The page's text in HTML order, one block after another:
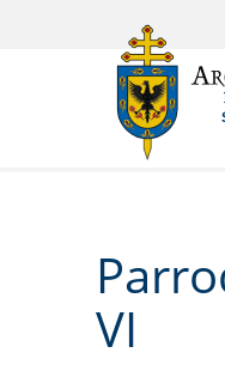
VI